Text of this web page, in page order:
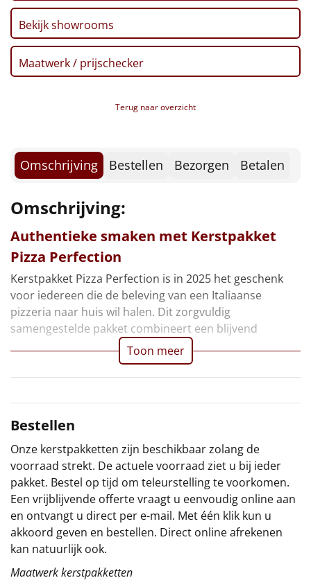
Tas
Wake up light
NIEUW
Borrelplank
NIEUW
Noodradio NIEUW
Deken (fleece plaid)
Alle artikelen
Overige
Ideeën
Personeel
Doe het zelf
Sinterklaaspakketten
Particulier
Kerstgeschenken 2026
Relatiegeschenken
Cadeaubon
Per stuk
Bekijk showrooms
Maatwerk / prijschecker
Terug naar overzicht
Omschrijving Bestellen Bezorgen Betalen
Omschrijving:
Authentieke smaken met Kerstpakket
Pizza Perfection
Kerstpakket Pizza Perfection is in 2025 het geschenk
voor iedereen die de beleving van een Italiaanse
pizzeria naar huis wil halen. Dit zorgvuldig
samengestelde pakket combineert een blijvend
Toon meer
Bestellen
Onze kerstpakketten zijn beschikbaar zolang de
voorraad strekt. De actuele voorraad ziet u bij ieder
pakket. Bestel op tijd om teleurstelling te voorkomen.
Een vrijblijvende offerte vraagt u eenvoudig online aan
en ontvangt u direct per e-mail. Met één klik kun u
akkoord geven en bestellen. Direct online afrekenen
kan natuurlijk ook.
Maatwerk kerstpakketten